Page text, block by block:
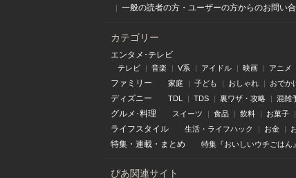
一般の読者の方・ユーザーの方からのお問い
カテゴリー
エンタメ･テレビ
テレビ 音楽 V系 アイドル 映画 アニメ
ファミリー 家庭 子ども おしゃれ おでか
ディズニー TDL TDS 裏ワザ・攻略 混雑
グルメ･料理 スイーツ 食品 飲料 お菓子
ライフスタイル 生活・ライフハック お金
特集 ・ 連載 ・ まとめ 特集『おいしいウチごはん』
ぴあ関連サイト